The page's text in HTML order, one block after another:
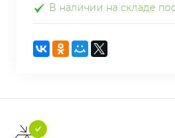
В наличии на складе